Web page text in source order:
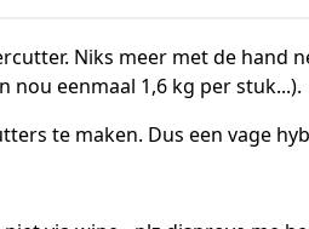
Niks meer met de hand
eenmaal 1,6 kg per stuk...).
te maken. Dus een vage